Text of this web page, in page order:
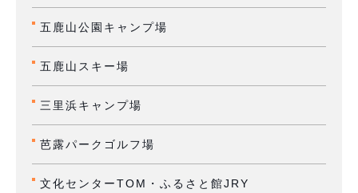
五鹿山公園キャンプ場
五鹿山スキー場
三里浜キャンプ場
芭露パークゴルフ場
文化センターTOM・ふるさと館JRY